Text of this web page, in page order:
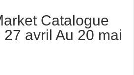
Catalogue
avril Au 20 mai